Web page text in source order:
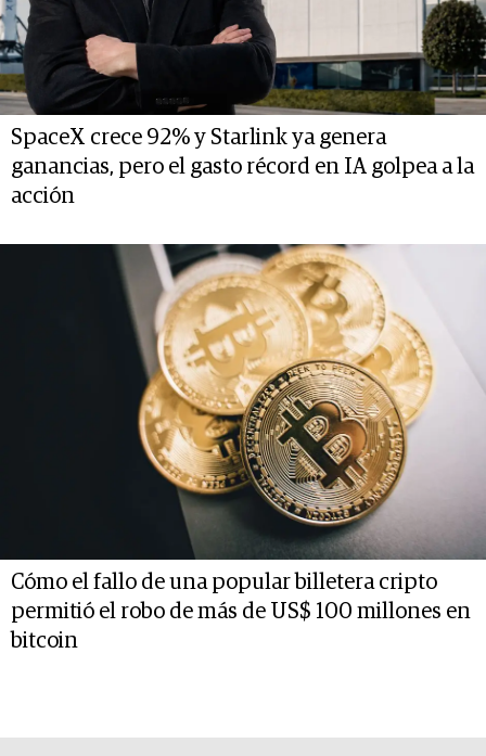
SpaceX crece 92% y Starlink ya genera
ganancias, pero el gasto récord en IA golpea a la
acción
Cómo el fallo de una popular billetera cripto
permitió el robo de más de US$ 100 millones en
bitcoin